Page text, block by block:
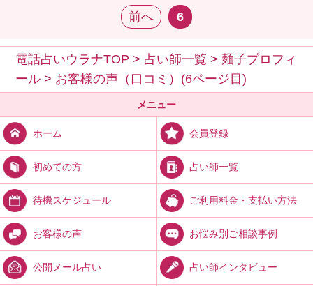
前へ 6
電話占いウラナTOP > 占い師一覧 > 麺子プロフィ
ール > お客様の声（口コミ）(6ページ目)
メニュー
ホーム 会員登録
初めての方 占い師一覧
待機スケジュール ご利用料金・支払い方法
お客様の声 お悩み別ご相談事例
公開メール占い 占い師インタビュー